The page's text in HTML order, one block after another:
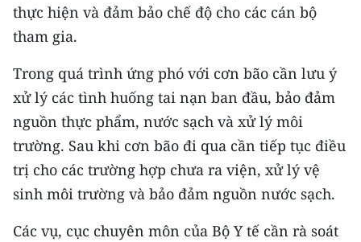
thực hiện và đảm bảo chế độ cho các cán bộ
tham gia.
Trong quá trình ứng phó với cơn bão cần lưu ý
xử lý các tình huống tai nạn ban đầu, bảo đảm
nguồn thực phẩm, nước sạch và xử lý môi
trường. Sau khi cơn bão đi qua cần tiếp tục điều
trị cho các trường hợp chưa ra viện, xử lý vệ
sinh môi trường và bảo đảm nguồn nước sạch.
Các vụ, cục chuyên môn của Bộ Y tế cần rà soát